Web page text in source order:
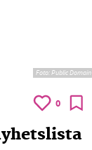
Foto:Public Domain
0